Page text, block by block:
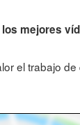
mejores
el trabajo